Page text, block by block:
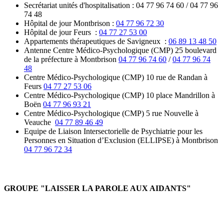
Secrétariat unités d'hospitalisation : 04 77 96 74 60 / 04 77 96
74 48
Hôpital de jour Montbrison : 04 77 96 72 30
Hôpital de jour Feurs : 04 77 27 53 00
Appartements thérapeutiques de Savigneux : 06 89 13 48 50
Antenne Centre Médico-Psychologique (CMP) 25 boulevard
de la préfecture à Montbrison 04 77 96 74 60 /04 77 96 74
48
Centre Médico-Psychologique (CMP) 10 rue de Randan à
Feurs 04 77 27 53 06
Centre Médico-Psychologique (CMP) 10 place Mandrillon à
Boën 04 77 96 93 21
Centre Médico-Psychologique (CMP) 5 rue Nouvelle à
Veauche 04 77 89 46 49
Equipe de Liaison Intersectorielle de Psychiatrie pour les
Personnes en Situation d’Exclusion (ELLIPSE) à Montbrison
04 77 96 72 34
GROUPE "LAISSER LA PAROLE AUX AIDANTS"